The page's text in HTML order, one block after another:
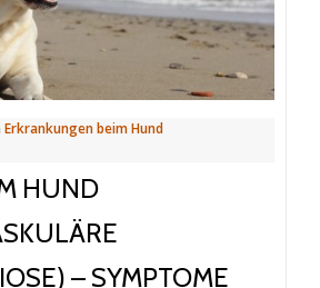
die
Erkrankungen beim Hund
HUND
– SYMPTOME